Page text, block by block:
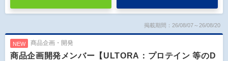
掲載期間：26/08/07～26/08/20
NEW 商品企画・開発
商品企画開発メンバー【ULTORA：プロテイン 等のD